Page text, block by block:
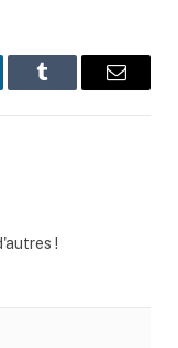
Tumblr
E-
!